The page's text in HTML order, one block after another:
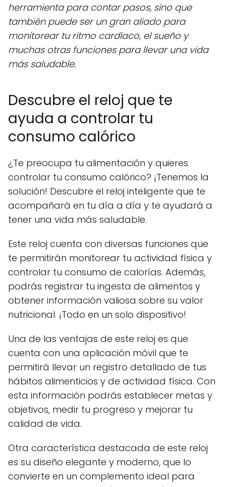
herramienta para contar pasos, sino que
también puede ser un gran aliado para
monitorear tu ritmo cardíaco, el sueño y
muchas otras funciones para llevar una vida
más saludable.
Descubre el reloj que te
ayuda a controlar tu
consumo calórico
¿Te preocupa tu alimentación y quieres
controlar tu consumo calórico? ¡Tenemos la
solución! Descubre el reloj inteligente que te
acompañará en tu día a día y te ayudará a
tener una vida más saludable.
Este reloj cuenta con diversas funciones que
te permitirán monitorear tu actividad física y
controlar tu consumo de calorías. Además,
podrás registrar tu ingesta de alimentos y
obtener información valiosa sobre su valor
nutricional. ¡Todo en un solo dispositivo!
Una de las ventajas de este reloj es que
cuenta con una aplicación móvil que te
permitirá llevar un registro detallado de tus
hábitos alimenticios y de actividad física. Con
esta información podrás establecer metas y
objetivos, medir tu progreso y mejorar tu
calidad de vida.
Otra característica destacada de este reloj
es su diseño elegante y moderno, que lo
convierte en un complemento ideal para